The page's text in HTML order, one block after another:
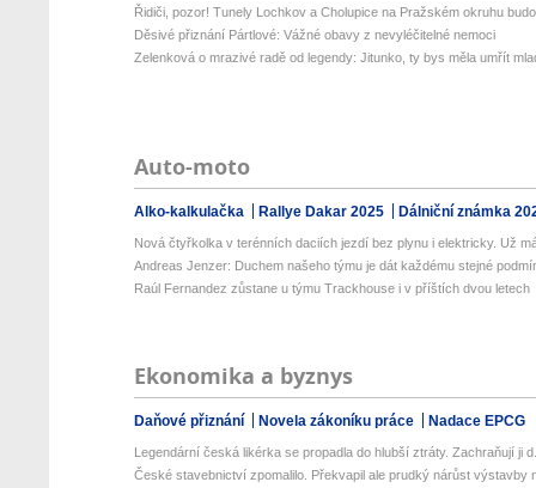
Řidiči, pozor! Tunely Lochkov a Cholupice na Pražském okruhu
Děsivé přiznání Pártlové: Vážné obavy z nevyléčitelné nemoci
Zelenková o mrazivé radě od legendy: Jitunko, ty bys měla umřít
Auto-moto
Alko-kalkulačka Rallye Dakar 2025 Dálniční známka
Nová čtyřkolka v terénních daciích jezdí bez plynu i elektricky. Už
Andreas Jenzer: Duchem našeho týmu je dát každému stejné
Raúl Fernandez zůstane u týmu Trackhouse i v příštích dvou letech
Ekonomika a byznys
Daňové přiznání Novela zákoníku práce Nadace EPCG
Legendární česká likérka se propadla do hlubší ztráty. Zachraňují ji
České stavebnictví zpomalilo. Překvapil ale prudký nárůst výstavby